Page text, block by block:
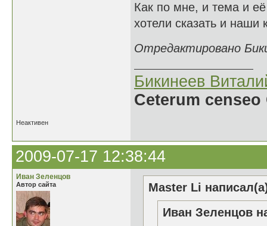
Как по мне, и тема и
хотели сказать и наши
Отредактировано
Бикинеев
Ceterum
Неактивен
2009-07-17 12:38:44
Иван Зеленцов
Автор сайта
Master Li
Иван Зеленцов